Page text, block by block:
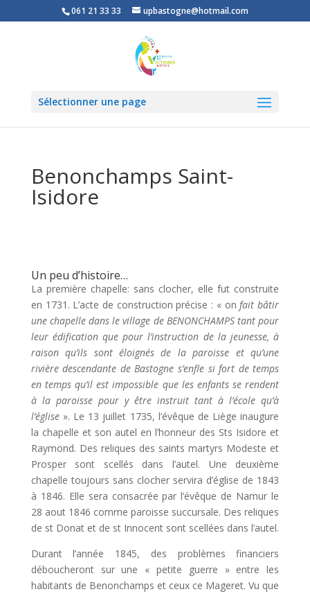
061 21 33 33 upbastogne@hotmail.com
Sélectionner une page
Benonchamps Saint-
Isidore
Un peu d’histoire…
La première chapelle: sans clocher, elle fut construite
en 1731. L’acte de construction précise : « on fait bâtir
une chapelle dans le village de BENONCHAMPS tant pour
leur édification que pour l’instruction de la jeunesse, à
raison qu’ils sont éloignés de la paroisse et qu’une
rivière descendante de Bastogne s’enfle si fort de temps
en temps qu’il est impossible que les enfants se rendent
à la paroisse pour y être instruit tant à l’école qu’à
l’église». Le 13 juillet 1735, l’évêque de Liège inaugure
la chapelle et son autel en l’honneur des Sts Isidore et
Raymond. Des reliques des saints martyrs Modeste et
Prosper sont scellés dans l’autel. Une deuxième
chapelle toujours sans clocher servira d’église de 1843
à 1846. Elle sera consacrée par l’évêque de Namur le
28 aout 1846 comme paroisse succursale. Des reliques
de st Donat et de st Innocent sont scellées dans l’autel.
Durant l’année 1845, des problèmes financiers
déboucheront sur une « petite guerre » entre les
habitants de Benonchamps et ceux ce Mageret. Vu que